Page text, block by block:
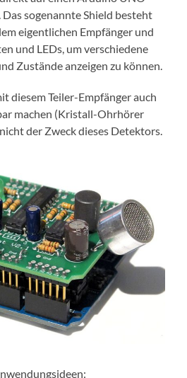
sogenannte Shield besteht
eigentlichen Empfänger und
und LEDs, um verschiedene
Zustände anzeigen zu können.
diesem Teiler-Empfänger auch
machen (Kristall-Ohrhörer
der Zweck dieses Detektors.